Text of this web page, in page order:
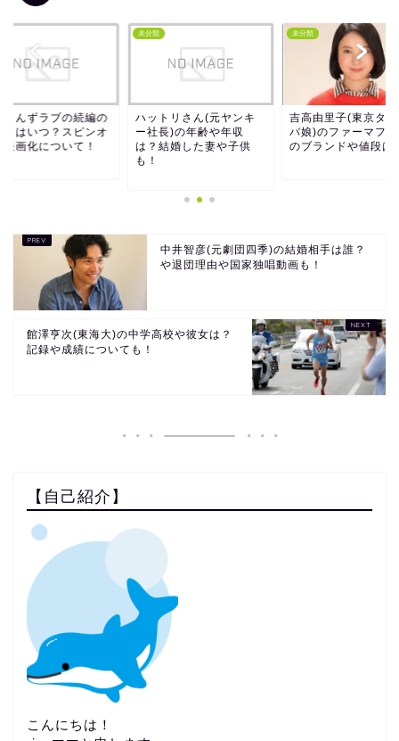
さんずラブの続編の
日はいつ？スピンオ
映画化について！
未分類
ハットリさん(元ヤンキ
ー社長)の年齢や年収
は？結婚した妻や子供
も！
未分類
吉高由里子(東京タ
バ娘)のファーマフ
のブランドや値段は
中井智彦(元劇団四季)の結婚相手は誰？
や退団理由や国家独唱動画も！
館澤亨次(東海大)の中学高校や彼女は？
記録や成績についても！
【自己紹介】
こんにちは！